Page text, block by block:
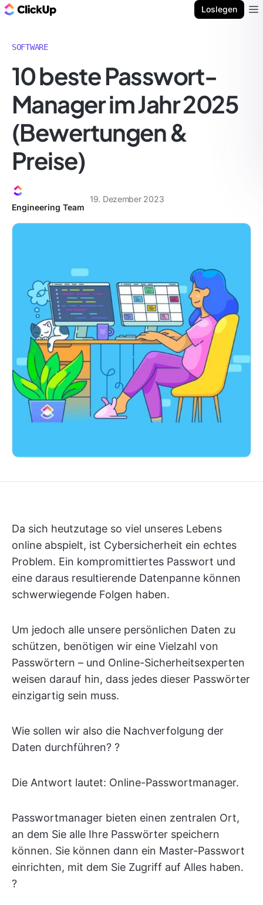
Loslegen
SOFTWARE
10 beste Passwort-
Manager im Jahr 2025
(Bewertungen &
Preise)
Engineering Team
19. Dezember 2023
Da sich heutzutage so viel unseres Lebens
online abspielt, ist Cybersicherheit ein echtes
Problem. Ein kompromittiertes Passwort und
eine daraus resultierende Datenpanne können
schwerwiegende Folgen haben.
Um jedoch alle unsere persönlichen Daten zu
schützen, benötigen wir eine Vielzahl von
Passwörtern – und Online-Sicherheitsexperten
weisen darauf hin, dass jedes dieser Passwörter
einzigartig sein muss.
Wie sollen wir also die Nachverfolgung der
Daten durchführen? ?
Die Antwort lautet: Online-Passwortmanager.
Passwortmanager bieten einen zentralen Ort,
an dem Sie alle Ihre Passwörter speichern
können. Sie können dann ein Master-Passwort
einrichten, mit dem Sie Zugriff auf Alles haben.
?